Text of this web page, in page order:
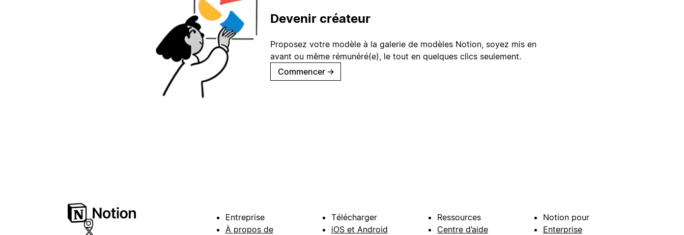
Devenir créateur
Proposez votre modèle à la galerie de modèles Notion, soyez mis en
avant ou même rémunéré(e), le tout en quelques clics seulement.
Commencer →
Entreprise
À propos de
Télécharger
iOS et Android
Ressources
Centre d’aide
Notion pour
Enterprise